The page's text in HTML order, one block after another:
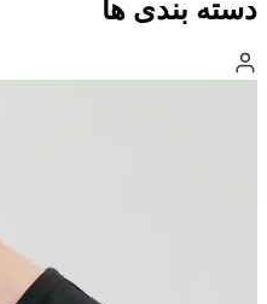
دسته بندی ها